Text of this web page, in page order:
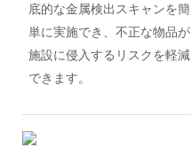
底的な金属検出スキャンを簡
単に実施でき、不正な物品が
施設に侵入するリスクを軽減
できます。